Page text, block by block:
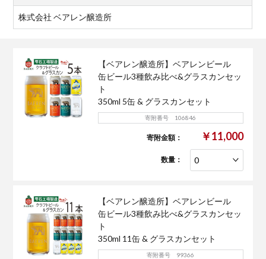
株式会社 ベアレン醸造所
【ベアレン醸造所】ベアレンビール
缶ビール3種飲み比べ&グラスカンセッ
ト
350ml 5缶 & グラスカンセット
寄附番号 106846
寄附金額： ￥11,000
数量：
【ベアレン醸造所】ベアレンビール
缶ビール3種飲み比べ&グラスカンセッ
ト
350ml 11缶 & グラスカンセット
寄附番号 99366